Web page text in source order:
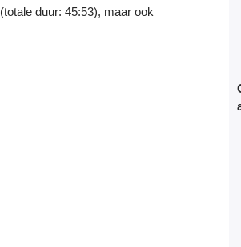
(totale duur: 45:53), maar ook